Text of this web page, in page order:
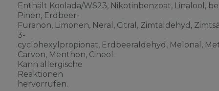
Enthält Koolada/WS23, Nikotinbenzoat, Linalool,
Pinen, Erdbeer-
Furanon, Limonen, Neral, Citral, Zimtaldehyd,
3-
cyclohexylpropionat, Erdbeeraldehyd, Melonal,
Carvon, Menthon, Cineol.
Kann allergische
Reaktionen
hervorrufen.